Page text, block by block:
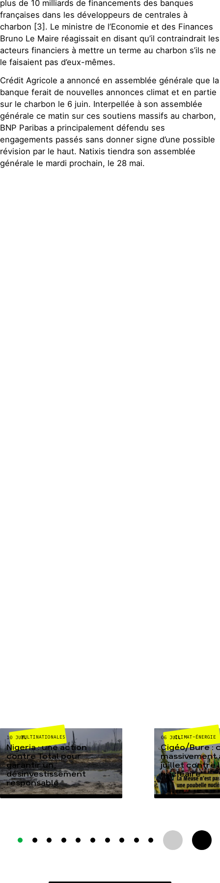
plus de 10 milliards de financements des banques
françaises dans les développeurs de centrales à
charbon [3]. Le ministre de l’Economie et des Finances
Bruno Le Maire réagissait en disant qu’il contraindrait les
acteurs financiers à mettre un terme au charbon s’ils ne
le faisaient pas d’eux-mêmes.
Crédit Agricole a annoncé en assemblée générale que la
banque ferait de nouvelles annonces climat et en partie
sur le charbon le 6 juin. Interpellée à son assemblée
générale ce matin sur ces soutiens massifs au charbon,
BNP Paribas a principalement défendu ses
engagements passés sans donner signe d’une possible
révision par le haut. Natixis tiendra son assemblée
générale le mardi prochain, le 28 mai.
MULTINATIONALES
10 JUIL
Nigeria : une action
contre Total pour
garantir un
désinvestissement
responsable
CLIMAT-ÉNERGIE
06 JUIL
Cigéo/Bure :
massivement
juillet contre
nucléaire